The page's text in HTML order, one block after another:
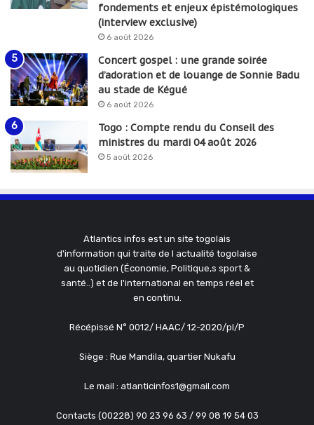
fondements et enjeux épistémologiques
(interview exclusive)
6 août 2026
Concert gospel : une grande soirée
d’adoration et de louange de Sonnie Badu
au stade de Kégué
6 août 2026
Togo : Compte rendu du Conseil des
ministres du mardi 04 août 2026
5 août 2026
Atlantics infos est un site togolais
d'information qui traite de l actualité togolaise
au quotidien (Économie, Politique,s sport &
santé..) et de l'international en temps réel et
en continu.
Récépissé N° 0012/ HAAC/ 12-2020/pl/P
Siège : Rue Mandila, quartier Nukafu
Le mail : atlanticinfos1@gmail.com
Contacts (00228) 90 23 96 63 / 99 08 19 54 03